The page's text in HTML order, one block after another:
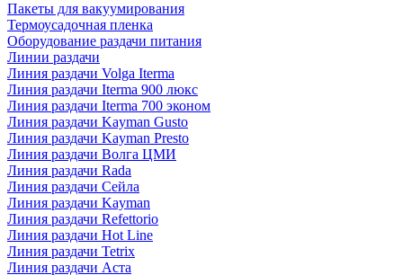
Пакеты для вакуумирования
Термоусадочная пленка
Оборудование раздачи питания
Линии раздачи
Линия раздачи Volga Iterma
Линия раздачи Iterma 900 люкс
Линия раздачи Iterma 700 эконом
Линия раздачи Kayman Gusto
Линия раздачи Kayman Presto
Линия раздачи Волга ЦМИ
Линия раздачи Rada
Линия раздачи Сейла
Линия раздачи Kayman
Линия раздачи Refettorio
Линия раздачи Hot Line
Линия раздачи Tetrix
Линия раздачи Аста